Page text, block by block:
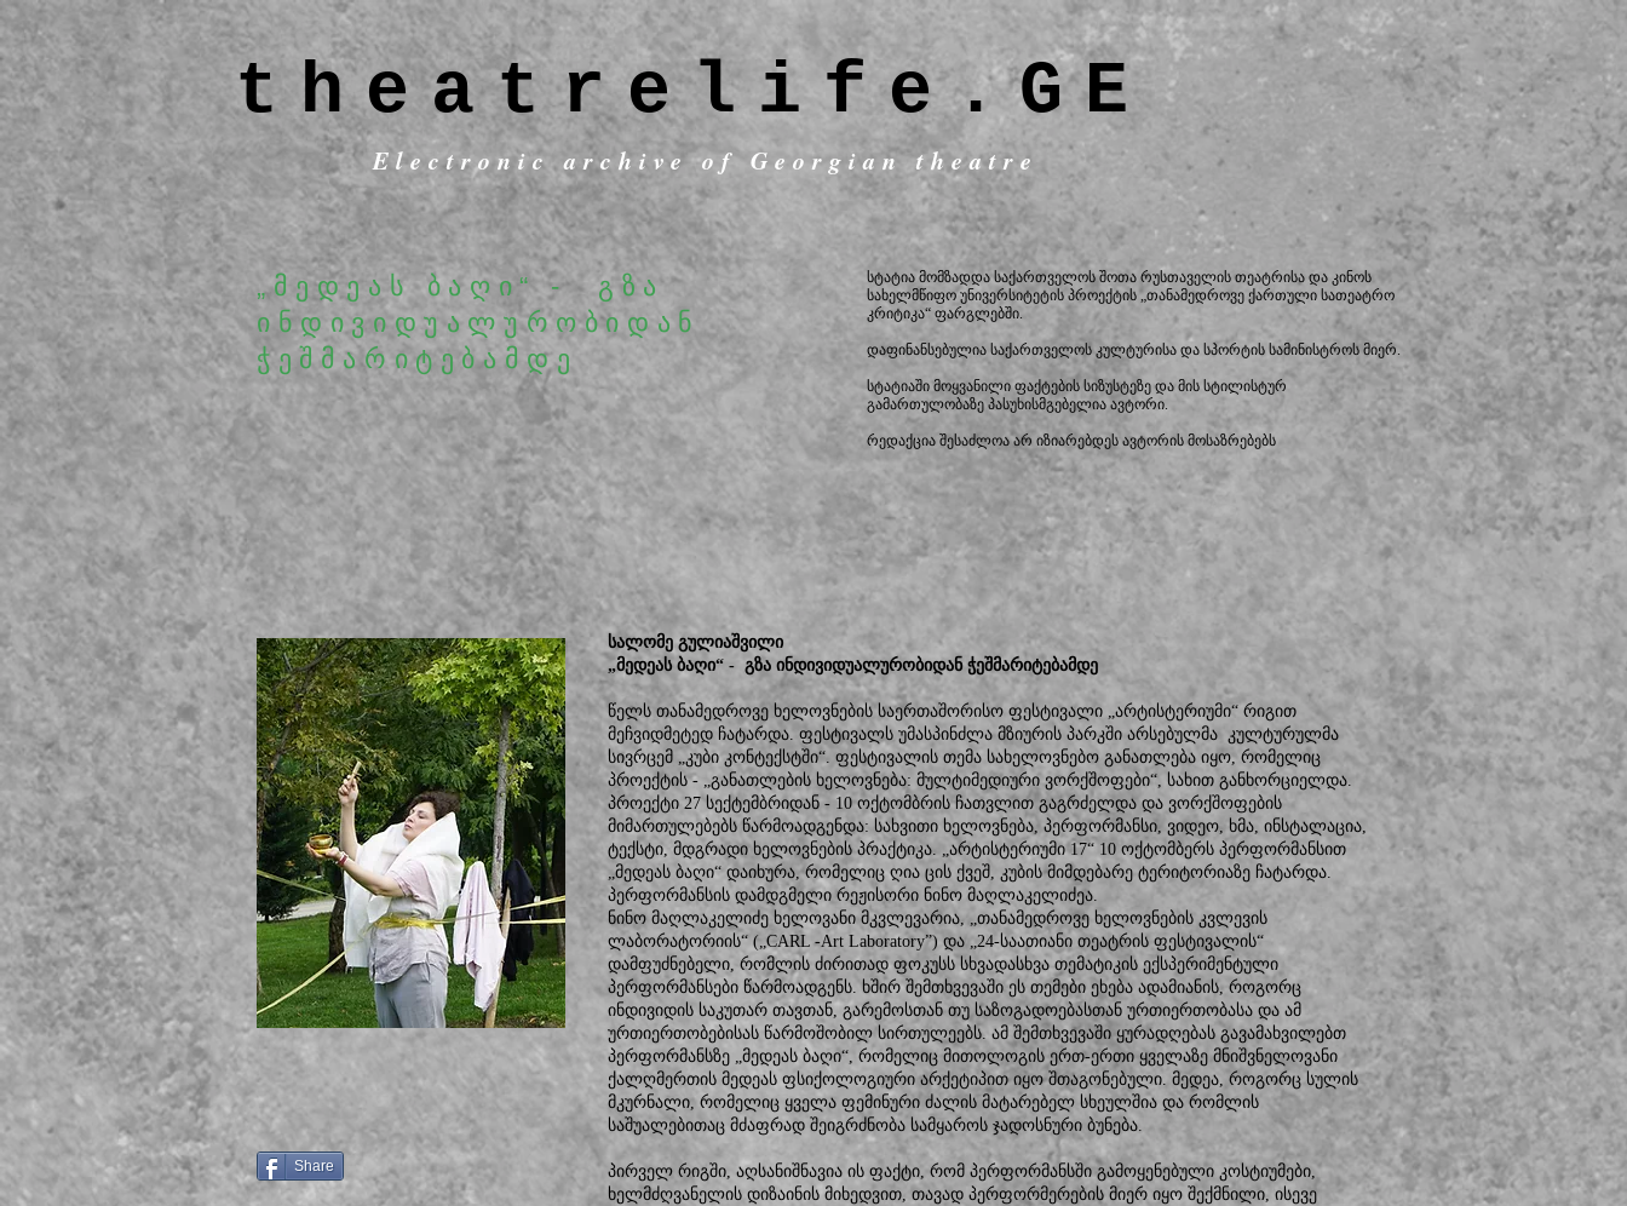
theatrelife.GE
Electronic archive of Georgian theatre
„მედეას ბაღი“ - გზა
ინდივიდუალურობიდან
ჭეშმარიტებამდე
სტატია მომზადდა საქართველოს შოთა რუსთაველის თეატრისა და კინოს
სახელმწიფო უნივერსიტეტის პროექტის „თანამედროვე ქართული სათეატრო
კრიტიკა“ ფარგლებში.
​დაფინანსებულია საქართველოს კულტურისა და სპორტის სამინისტროს მიერ.​
სტატიაში მოყვანილი ფაქტების სიზუსტეზე და მის სტილისტურ
გამართულობაზე პასუხისმგებელია ავტორი.
რედაქცია შესაძლოა არ იზიარებდეს ავტორის მოსაზრებებს
Share
სალომე გულიაშვილი
„მედეას ბაღი“ - გზა ინდივიდუალურობიდან ჭეშმარიტებამდე
წელს თანამედროვე ხელოვნების საერთაშორისო ფესტივალი „არტისტერიუმი“ რიგით
მეჩვიდმეტედ ჩატარდა. ფესტივალს უმასპინძლა მზიურის პარკში არსებულმა კულტურულმა
სივრცემ „კუბი კონტექსტში“. ფესტივალის თემა სახელოვნებო განათლება იყო, რომელიც
პროექტის - „განათლების ხელოვნება: მულტიმედიური ვორქშოფები“, სახით განხორციელდა.
პროექტი 27 სექტემბრიდან - 10 ოქტომბრის ჩათვლით გაგრძელდა და ვორქშოფების
მიმართულებებს წარმოადგენდა: სახვითი ხელოვნება, პერფორმანსი, ვიდეო, ხმა, ინსტალაცია,
ტექსტი, მდგრადი ხელოვნების პრაქტიკა. „არტისტერიუმი 17“ 10 ოქტომბერს პერფორმანსით
„მედეას ბაღი“ დაიხურა, რომელიც ღია ცის ქვეშ, კუბის მიმდებარე ტერიტორიაზე ჩატარდა.
პერფორმანსის დამდგმელი რეჟისორი ნინო მაღლაკელიძეა.
ნინო მაღლაკელიძე ხელოვანი მკვლევარია, „თანამედროვე ხელოვნების კვლევის
ლაბორატორიის“ („CARL -Art Laboratory”) და „24-საათიანი თეატრის ფესტივალის“
დამფუძნებელი, რომლის ძირითად ფოკუსს სხვადასხვა თემატიკის ექსპერიმენტული
პერფორმანსები წარმოადგენს. ხშირ შემთხვევაში ეს თემები ეხება ადამიანის, როგორც
ინდივიდის საკუთარ თავთან, გარემოსთან თუ საზოგადოებასთან ურთიერთობასა და ამ
ურთიერთობებისას წარმოშობილ სირთულეებს. ამ შემთხვევაში ყურადღებას გავამახვილებთ
პერფორმანსზე „მედეას ბაღი“, რომელიც მითოლოგის ერთ-ერთი ყველაზე მნიშვნელოვანი
ქალღმერთის მედეას ფსიქოლოგიური არქეტიპით იყო შთაგონებული. მედეა, როგორც სულის
მკურნალი, რომელიც ყველა ფემინური ძალის მატარებელ სხეულშია და რომლის
საშუალებითაც მძაფრად შეიგრძნობა სამყაროს ჯადოსნური ბუნება.
პირველ რიგში, აღსანიშნავია ის ფაქტი, რომ პერფორმანსში გამოყენებული კოსტიუმები,
ხელმძღვანელის დიზაინის მიხედვით, თავად პერფორმერების მიერ იყო შექმნილი, ისევე